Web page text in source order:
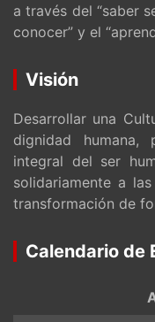
a través del “saber
conocer” y el
Visión
Desarrollar una
dignidad
integral del ser
solidariamente a
transformación de
Calendario de